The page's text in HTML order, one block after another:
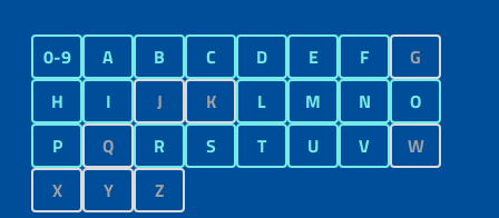
0-9 A B C D E F
G
H
I J K L M N
O
P
Q R S T U V
W
X
Y Z